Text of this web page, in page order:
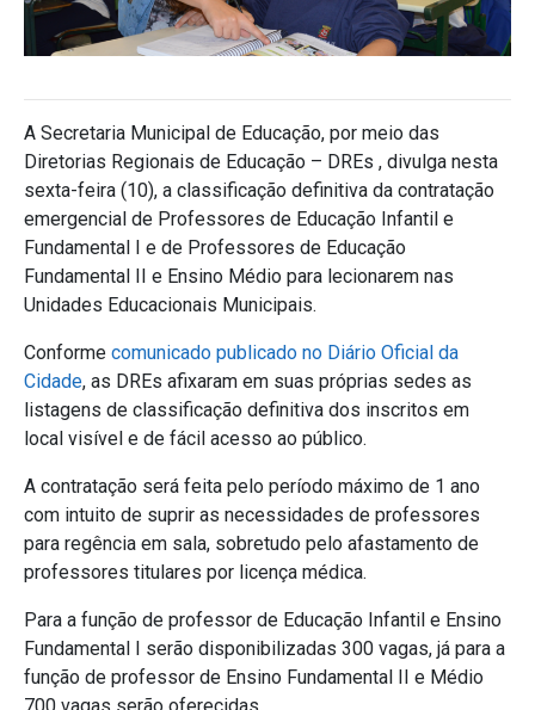
A Secretaria Municipal de Educação, por meio das
Diretorias Regionais de Educação – DREs , divulga nesta
sexta-feira (10), a classificação definitiva da contratação
emergencial de Professores de Educação Infantil e
Fundamental I e de Professores de Educação
Fundamental II e Ensino Médio para lecionarem nas
Unidades Educacionais Municipais.
Conforme comunicado publicado no Diário Oficial da
Cidade, as DREs afixaram em suas próprias sedes as
listagens de classificação definitiva dos inscritos em
local visível e de fácil acesso ao público.
A contratação será feita pelo período máximo de 1 ano
com intuito de suprir as necessidades de professores
para regência em sala, sobretudo pelo afastamento de
professores titulares por licença médica.
Para a função de professor de Educação Infantil e Ensino
Fundamental I serão disponibilizadas 300 vagas, já para a
função de professor de Ensino Fundamental II e Médio
700 vagas serão oferecidas.